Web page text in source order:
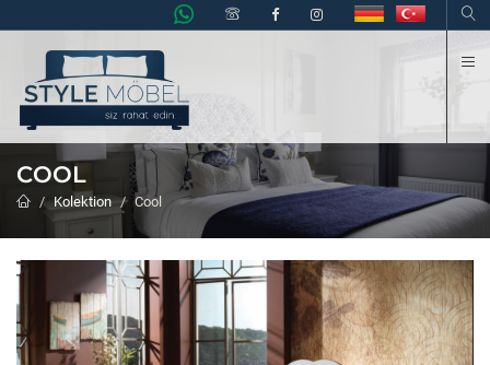
COOL
Kolektion Cool